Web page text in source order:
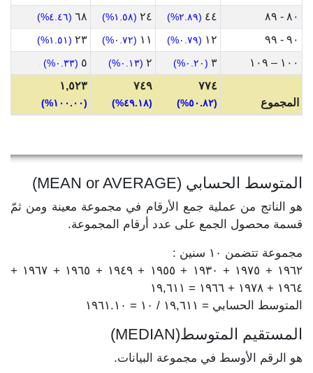
٨٠ - ٨٩ ٤٤ (٢.٨٩%) ٢٤ (١.٥٨%) ٦٨ (٤.٤٦%)
٩٠ - ٩٩ ١٢ (٠.٧٩%) ١١ (٠.٧٢%) ٢٣ (١.٥١%)
١٠٠ – ١٠٩ ٣ (٠.٢٠%) ٢ (٠.١٣%) ٥ (٠.٣٣%)
المجموع
٧٧٤
(٥٠.٨٢%)
٧٤٩
(٤٩.١٨%)
١,٥٢٣
(١٠٠.٠٠%)
المتوسط الحسابي (MEAN or AVERAGE)
هو الناتج من عملية جمع الأرقام في مجموعة معينة ومن ثمّ
قسمة محصول الجمع على عدد أرقام المجموعة.
مجموعة تتضمن ١٠ سنين :
١٩٦٢ + ١٩٧٥ + ١٩٣٠ + ١٩٥٥ + ١٩٤٩ + ١٩٦٥ + ١٩٦٧ +
١٩٦٤ + ١٩٧٨ + ١٩٦٦ = ١٩,٦١١
المتوسط الحسابي = ١٩,٦١١ / ١٠ = ١٩٦١.١٠
المستقيم المتوسط(MEDIAN)
هو الرقم الأوسط في مجموعة البيانات.